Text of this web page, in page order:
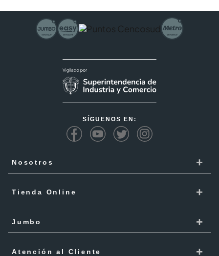
SÍGUENOS EN:
Nosotros +
Responsabilidad Social
Trabaja con Nosotros
Tienda Online +
Cómo comprar
Mis Pedidos
Jumbo +
Atención al Cliente +